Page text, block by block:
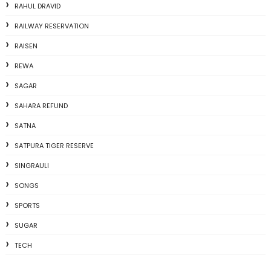
RAHUL DRAVID
RAILWAY RESERVATION
RAISEN
REWA
SAGAR
SAHARA REFUND
SATNA
SATPURA TIGER RESERVE
SINGRAULI
SONGS
SPORTS
SUGAR
TECH